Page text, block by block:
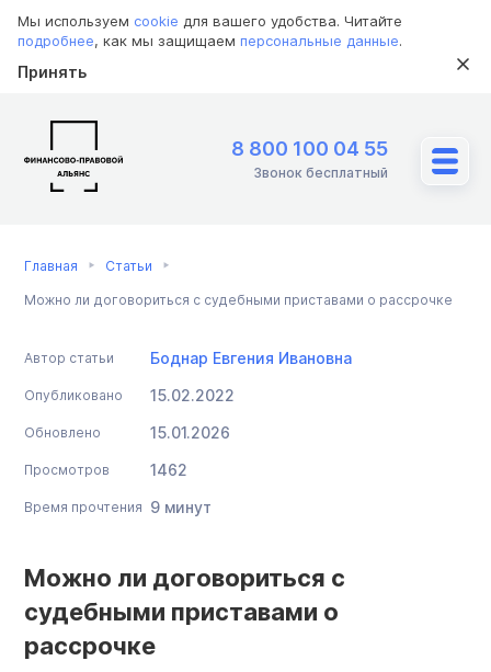
Мы используем cookie для вашего удобства. Читайте
подробнее, как мы защищаем персональные данные.
Принять
8 800 100 04 55
Звонок бесплатный
Главная Статьи
Можно ли договориться с судебными приставами о рассрочке
Автор статьи Боднар Евгения Ивановна
Опубликовано 15.02.2022
Обновлено 15.01.2026
Просмотров 1462
Время прочтения 9 минут
Можно ли договориться с
судебными приставами о
рассрочке